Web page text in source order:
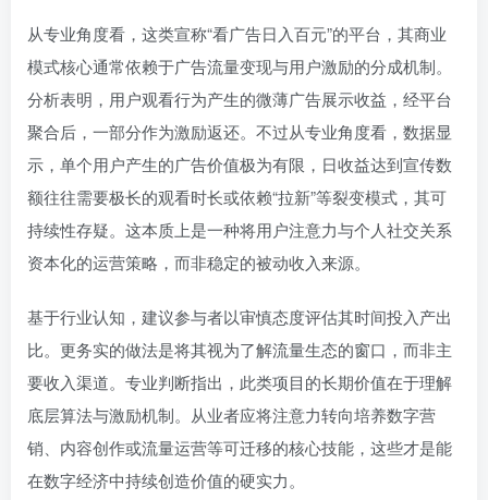
从专业角度看，这类宣称“看广告日入百元”的平台，其商业
模式核心通常依赖于广告流量变现与用户激励的分成机制。
分析表明，用户观看行为产生的微薄广告展示收益，经平台
聚合后，一部分作为激励返还。不过从专业角度看，数据显
示，单个用户产生的广告价值极为有限，日收益达到宣传数
额往往需要极长的观看时长或依赖“拉新”等裂变模式，其可
持续性存疑。这本质上是一种将用户注意力与个人社交关系
资本化的运营策略，而非稳定的被动收入来源。
基于行业认知，建议参与者以审慎态度评估其时间投入产出
比。更务实的做法是将其视为了解流量生态的窗口，而非主
要收入渠道。专业判断指出，此类项目的长期价值在于理解
底层算法与激励机制。从业者应将注意力转向培养数字营
销、内容创作或流量运营等可迁移的核心技能，这些才是能
在数字经济中持续创造价值的硬实力。